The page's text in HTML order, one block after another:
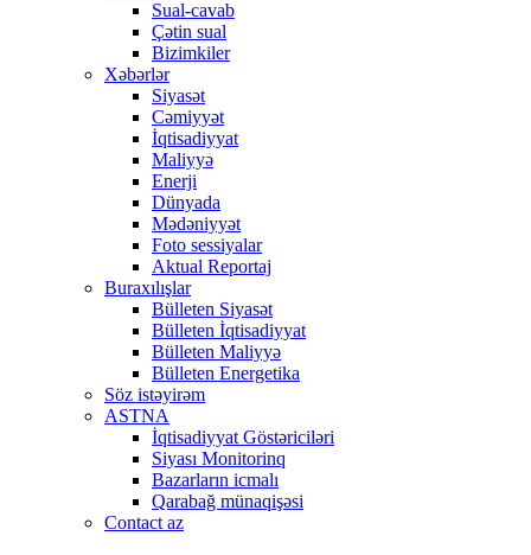
Sual-cavab
Çətin sual
Bizimkiler
Xəbərlər
Siyasət
Cəmiyyət
İqtisadiyyat
Maliyyə
Enerji
Dünyada
Mədəniyyət
Foto sessiyalar
Aktual Reportaj
Buraxılışlar
Bülleten Siyasət
Bülleten İqtisadiyyat
Bülleten Maliyyə
Bülleten Energetika
Söz istəyirəm
ASTNA
İqtisadiyyat Göstəriciləri
Siyası Monitorinq
Bazarların icmalı
Qarabağ münaqişəsi
Contact az